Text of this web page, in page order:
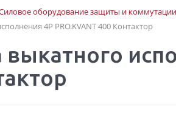
оборудование защиты и коммутации
4P PRO.KVANT 400 Контактор